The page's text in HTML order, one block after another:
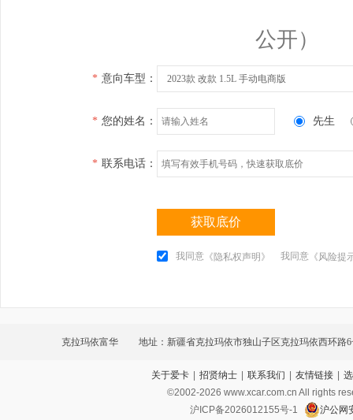
公开）
* 意向车型： 2023款 改款 1.5L 手动电商版
* 您的姓名： 先生
* 联系电话：
获取底价
我同意 《隐私权声明》 我同意 《风险提
克拉玛依富华 地址：新疆省克拉玛依市独山子区克拉玛依西环路
关于爱卡 | 招贤纳士 | 联系我们 | 友情链接 |
©2002-2026 www.xcar.com.cn All rights
沪ICP备2026012155号-1
沪公网